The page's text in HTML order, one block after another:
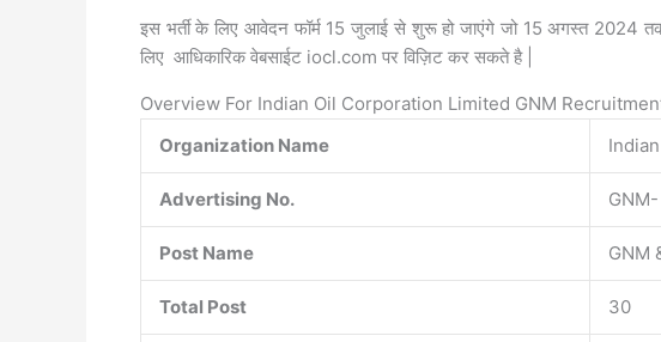
इस भर्ती के लिए आवेदन फॉर्म 15 जुलाई से शुरू हो जाएंगे जो 15 अगस्त 2024
लिए आधिकारिक वेबसाईट iocl.com पर विज़िट कर सकते है |
Overview For Indian Oil Corporation Limited GNM
Organization Name
Advertising No.
Post Name GNM
Total Post 30